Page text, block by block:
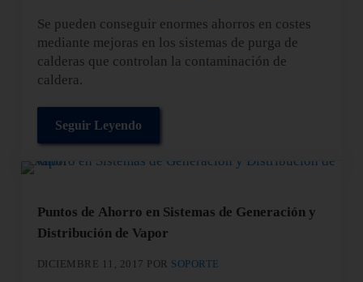
Se pueden conseguir enormes ahorros en costes
mediante mejoras en los sistemas de purga de
calderas que controlan la contaminación de
caldera.
Seguir LeyendoAplicaciones de Recuperación de Calor de
Puntos de Ahorro en Sistemas de Generación y
Distribución de Vapor
DICIEMBRE 11, 2017 POR SOPORTE